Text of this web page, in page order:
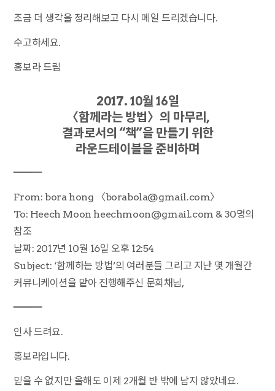
조금 더 생각을 정리해보고 다시 메일 드리겠습니다.
수고하세요.
홍보라 드림
2017. 10월 16일
〈함께라는 방법〉의 마무리,
결과로서의 “책”을 만들기 위한
라운드테이블을 준비하며
――――――――――――――――――――
From: bora hong 〈borabola@gmail.com〉
To: Heech Moon heechmoon@gmail.com & 30명의
참조
날짜: 2017년 10월 16일 오후 12:54
Subject: ‘함께하는 방법’의 여러분들 그리고 지난 몇 개월간
커뮤니케이션을 맡아 진행해주신 문희채님,
――――――――――――――――――――
인사 드려요.
홍보라입니다.
믿을 수 없지만 올해도 이제 2개월 반 밖에 남지 않았네요.